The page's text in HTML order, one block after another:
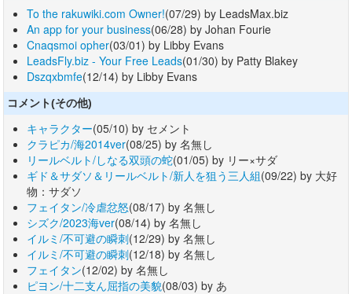
To the rakuwiki.com Owner!(07/29) by LeadsMax.biz
An app for your business(06/28) by Johan Fourie
Cnaqsmoi opher(03/01) by Libby Evans
LeadsFly.biz - Your Free Leads(01/30) by Patty Blakey
Dszqxbmfe(12/14) by Libby Evans
コメント(その他)
キャラクター(05/10) by セメント
クラピカ/海2014ver(08/25) by 名無し
リールベルト/しなる双頭の蛇(01/05) by リー×サダ
ギド＆サダソ＆リールベルト/新人を狙う三人組(09/22) by 大好
物：サダソ
フェイタン/冷虐忿怒(08/17) by 名無し
シズク/2023海ver(08/14) by 名無し
イルミ/不可避の瞬刺(12/29) by 名無し
イルミ/不可避の瞬刺(12/18) by 名無し
フェイタン(12/02) by 名無し
ピヨン/十二支ん屈指の美貌(08/03) by あ